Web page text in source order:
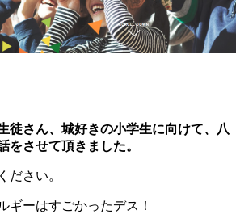
徒さん、城好きの小学生に向けて、八
をさせて頂きました。
ださい。
ギーはすごかったデス！